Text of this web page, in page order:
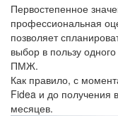
Первостепенное
профессиональная
позволяет
выбор в пользу
ПМЖ.
Как правило, с
Fidea и до получения
месяцев.